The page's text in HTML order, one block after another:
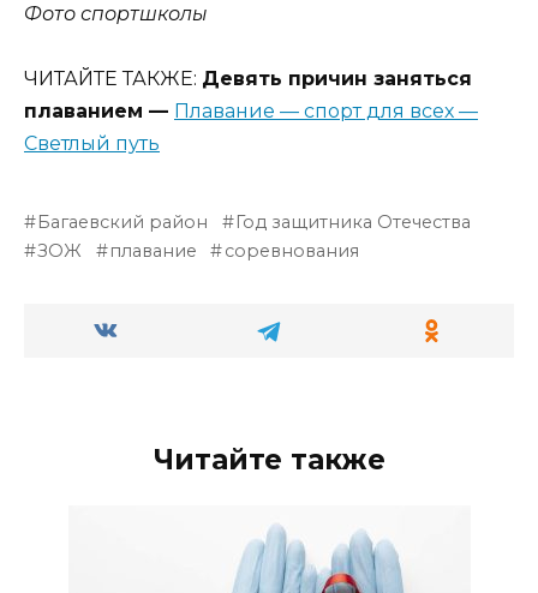
Фото спортшколы
ЧИТАЙТЕ ТАКЖЕ: Девять причин заняться
плаванием — Плавание — спорт для всех —
Светлый путь
Багаевский район
Год защитника Отечества
ЗОЖ
плавание соревнования
Читайте также